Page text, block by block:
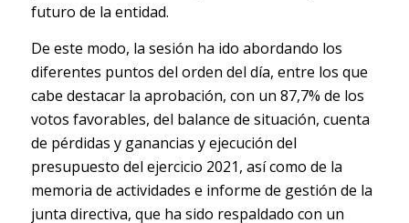
futuro de la entidad.
De este modo, la sesión ha ido abordando los
diferentes puntos del orden del día, entre los que
cabe destacar la aprobación, con un 87,7% de los
votos favorables, del balance de situación, cuenta
de pérdidas y ganancias y ejecución del
presupuesto del ejercicio 2021, así como de la
memoria de actividades e informe de gestión de la
junta directiva, que ha sido respaldado con un